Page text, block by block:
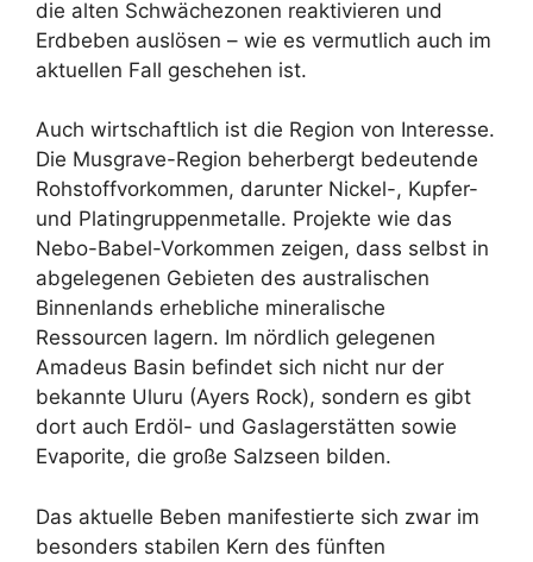
die alten Schwächezonen reaktivieren und
Erdbeben auslösen – wie es vermutlich auch im
aktuellen Fall geschehen ist.
Auch wirtschaftlich ist die Region von Interesse.
Die Musgrave-Region beherbergt bedeutende
Rohstoffvorkommen, darunter Nickel-, Kupfer-
und Platingruppenmetalle. Projekte wie das
Nebo-Babel-Vorkommen zeigen, dass selbst in
abgelegenen Gebieten des australischen
Binnenlands erhebliche mineralische
Ressourcen lagern. Im nördlich gelegenen
Amadeus Basin befindet sich nicht nur der
bekannte Uluru (Ayers Rock), sondern es gibt
dort auch Erdöl- und Gaslagerstätten sowie
Evaporite, die große Salzseen bilden.
Das aktuelle Beben manifestierte sich zwar im
besonders stabilen Kern des fünften